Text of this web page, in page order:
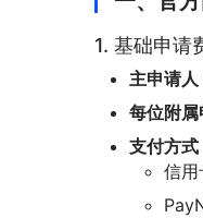
1. 基础申请
主申请人
每位附属
支付方式
信用